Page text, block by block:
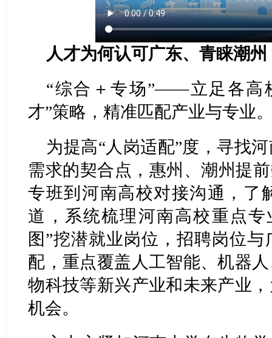
人才为何认可广东、青睐潮州
“综合＋专场”——立足各高
才”策略，精准匹配产业与专业
为提高“人岗适配”度，寻找
需求的契合点，惠州、潮州提
专班到河南高校对接沟通，了
道，系统梳理河南高校重点
图”挖潜就业岗位，招聘岗位
配，重点覆盖人工智能、机器
物科技等新兴产业和未来产业
机会。